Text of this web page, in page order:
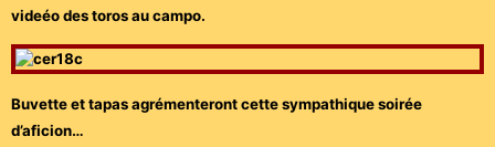
videéo des toros au campo.
Buvette et tapas agrémenteront cette sympathique soirée
d’aficion…